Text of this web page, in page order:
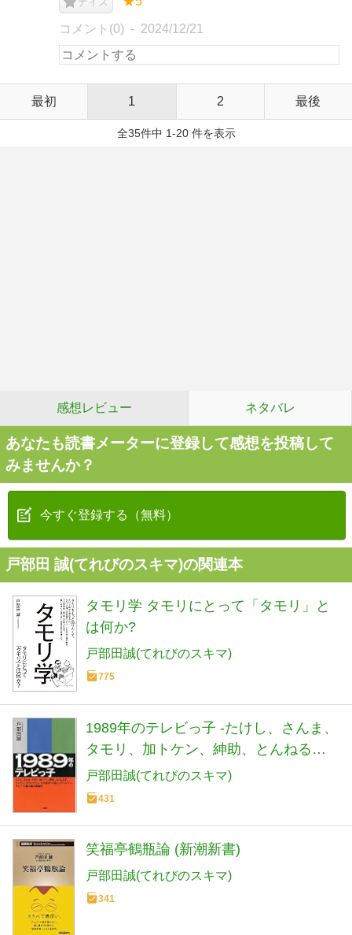
コメント(0) 2024/12/21
最初 1 2 最後
全35件中 1-20 件を表示
感想レビュー ネタバレ
あなたも読書メーターに登録して感想を投稿して
みませんか？
今すぐ登録する（無料）
戸部田 誠(てれびのスキマ)の関連本
タモリ学 タモリにとって「タモリ」と
は何か?
戸部田誠(てれびのスキマ)
775
1989年のテレビっ子 -たけし、さんま、
タモリ、加トケン、紳助、とんねる
ず、ウンナン、ダウンタウン、その他
多くの芸人とテレビマン、そして11歳
戸部田誠(てれびのスキマ)
431
笑福亭鶴瓶論 (新潮新書)
戸部田誠(てれびのスキマ)
341